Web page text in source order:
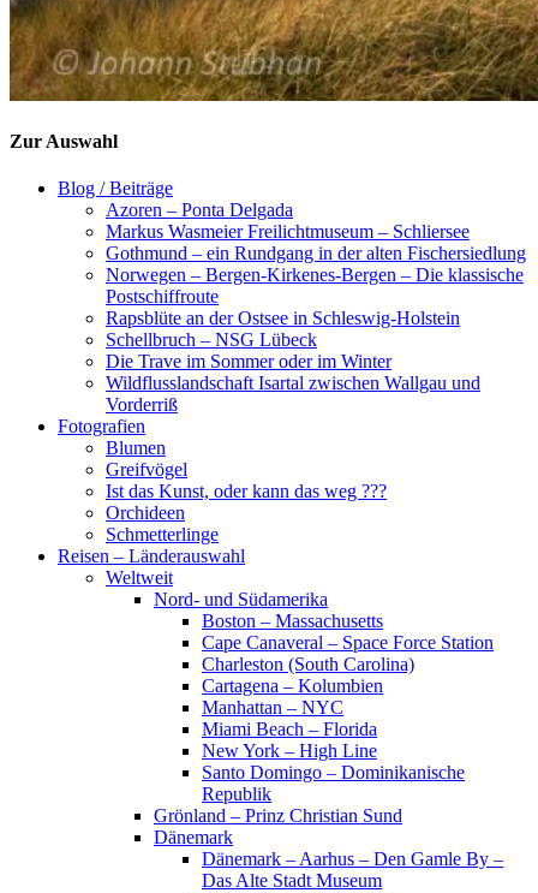
Zur Auswahl
Blog / Beiträge
Azoren – Ponta Delgada
Markus Wasmeier Freilichtmuseum – Schliersee
Gothmund – ein Rundgang in der alten Fischersiedlung
Norwegen – Bergen-Kirkenes-Bergen – Die klassische
Postschiffroute
Rapsblüte an der Ostsee in Schleswig-Holstein
Schellbruch – NSG Lübeck
Die Trave im Sommer oder im Winter
Wildflusslandschaft Isartal zwischen Wallgau und
Vorderriß
Fotografien
Blumen
Greifvögel
Ist das Kunst, oder kann das weg ???
Orchideen
Schmetterlinge
Reisen – Länderauswahl
Weltweit
Nord- und Südamerika
Boston – Massachusetts
Cape Canaveral – Space Force Station
Charleston (South Carolina)
Cartagena – Kolumbien
Manhattan – NYC
Miami Beach – Florida
New York – High Line
Santo Domingo – Dominikanische
Republik
Grönland – Prinz Christian Sund
Dänemark
Dänemark – Aarhus – Den Gamle By –
Das Alte Stadt Museum